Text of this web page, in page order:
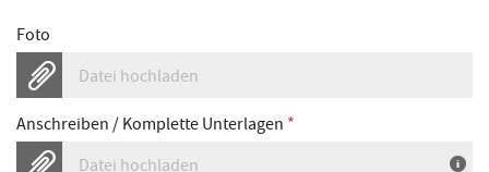
Foto
Datei hochladen
Anschreiben / Komplette Unterlagen *
Datei hochladen